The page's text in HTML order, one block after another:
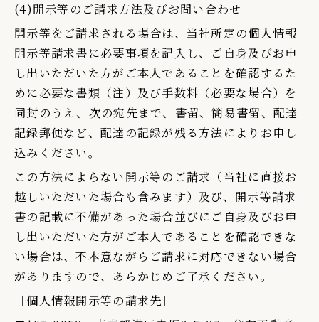
(4)開示等のご請求方法及びお問い合わせ
開示等をご請求される場合は、当社所定の個人情報
開示等請求書に必要事項を記入し、ご自身及びお申
し出いただいた方がご本人であることを確認するた
めに必要な書類（注）及び手数料（必要な場合）を
同封のうえ、次の宛先まで、書留、簡易書留、配達
記録郵便など、配達の記録が残る方法によりお申し
込みください。
この方法によらない開示等のご請求（当社に直接お
越しいただいた場合も含みます）及び、開示等請求
書の記載に不備があった場合並びにご自身及びお申
し出いただいた方がご本人であることを確認できな
い場合は、不本意ながらご請求に対応できない場合
がありますので、あらかじめご了承ください。
［個人情報開示等の請求先］